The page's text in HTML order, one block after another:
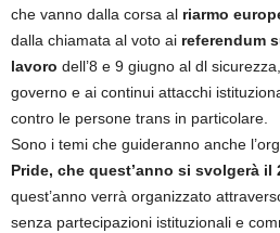
che vanno dalla corsa al riarmo
dalla chiamata al voto ai referendum
lavoro dell’8 e 9 giugno al dl
governo e ai continui attacchi
contro le persone trans in particolare.
Sono i temi che guideranno anche
Pride, che quest’anno si svolgerà il
quest’anno verrà organizzato
senza partecipazioni istituzionali e